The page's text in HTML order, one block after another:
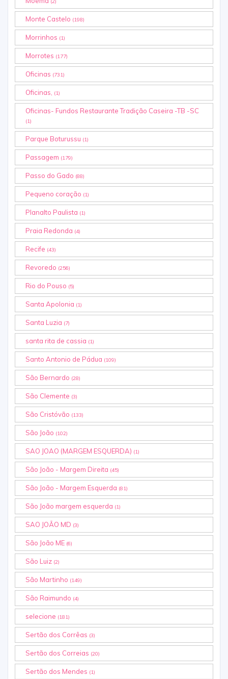
Monte Castelo (198)
Morrinhos (1)
Morrotes (177)
Oficinas (731)
Oficinas, (1)
Oficinas- Fundos Restaurante Tradição Caseira -TB -SC
(1)
Parque Boturussu (1)
Passagem (179)
Passo do Gado (88)
Pequeno coração (1)
Planalto Paulista (1)
Praia Redonda (4)
Recife (43)
Revoredo (256)
Rio do Pouso (5)
Santa Apolonia (1)
Santa Luzia (7)
santa rita de cassia (1)
Santo Antonio de Pádua (109)
São Bernardo (28)
São Clemente (3)
São Cristóvão (133)
São João (102)
SAO JOAO (MARGEM ESQUERDA) (1)
São João - Margem Direita (45)
São João - Margem Esquerda (81)
São João margem esquerda (1)
SAO JOÃO MD (3)
São João ME (6)
São Luiz (2)
São Martinho (149)
São Raimundo (4)
selecione (181)
Sertão dos Corrêas (3)
Sertão dos Correias (20)
Sertão dos Mendes (1)